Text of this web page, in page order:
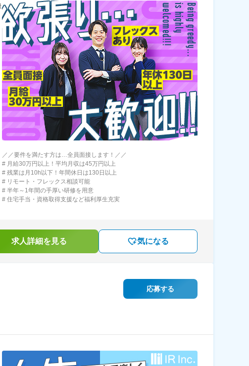
／／要件を満たす方は…全員面接します！／／
# 月給30万円以上！平均月収は45万円以上
# 残業は月10h以下！年間休日は130日以上
# リモート・フレックス相談可能
# 半年～1年間の手厚い研修を用意
# 住宅手当・資格取得支援など福利厚生充実
求人詳細を見る 気になる
応募する